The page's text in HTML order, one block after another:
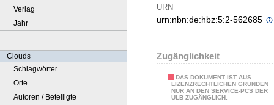
Verlag
Jahr
Clouds
Schlagwörter
Orte
Autoren / Beteiligte
URN
urn:nbn:de:hbz:5:2-562685
Zugänglichkeit
DAS DOKUMENT IST AUS
LIZENZRECHTLICHEN GRÜNDEN
NUR AN DEN SERVICE-PCS DER
ULB ZUGÄNGLICH.